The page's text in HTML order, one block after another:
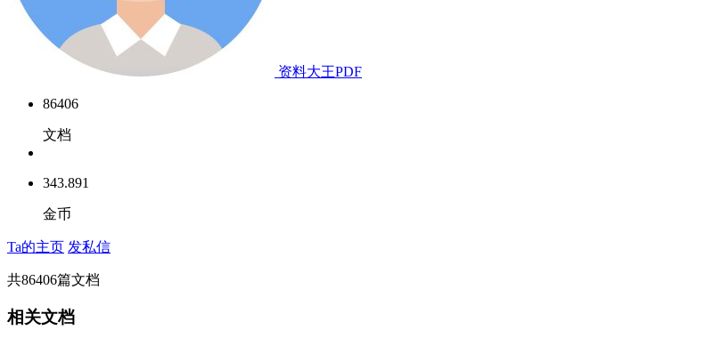
资料大王PDF
86406
文档
343.891
金币
Ta的主页 发私信
共86406篇文档
相关文档